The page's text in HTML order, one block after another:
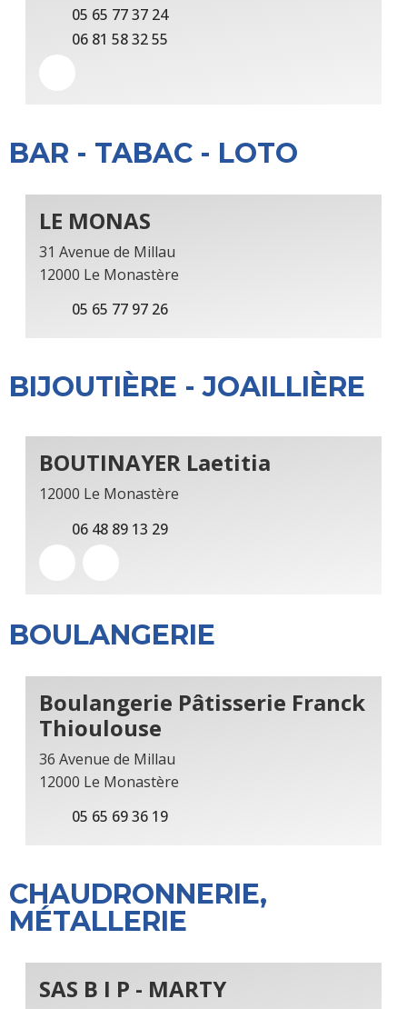
05 65 77 37 24
06 81 58 32 55
BAR - TABAC - LOTO
LE MONAS
31 Avenue de Millau
12000 Le Monastère
05 65 77 97 26
BIJOUTIÈRE - JOAILLIÈRE
BOUTINAYER Laetitia
12000 Le Monastère
06 48 89 13 29
BOULANGERIE
Boulangerie Pâtisserie Franck
Thioulouse
36 Avenue de Millau
12000 Le Monastère
05 65 69 36 19
CHAUDRONNERIE,
MÉTALLERIE
SAS B I P - MARTY